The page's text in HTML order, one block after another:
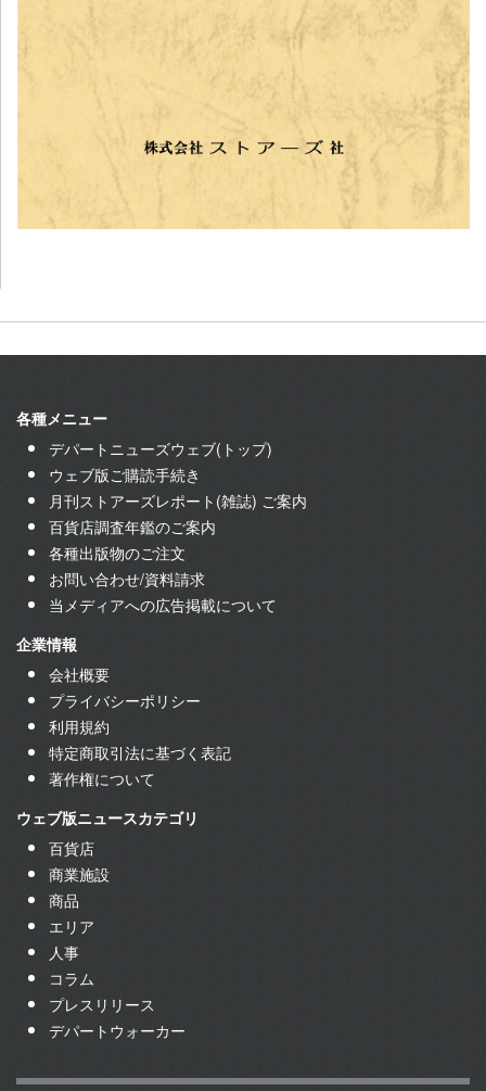
各種メニュー
デパートニューズウェブ(トップ)
ウェブ版ご購読手続き
月刊ストアーズレポート(雑誌) ご案内
百貨店調査年鑑のご案内
各種出版物のご注文
お問い合わせ/資料請求
当メディアへの広告掲載について
企業情報
会社概要
プライバシーポリシー
利用規約
特定商取引法に基づく表記
著作権について
ウェブ版ニュースカテゴリ
百貨店
商業施設
商品
エリア
人事
コラム
プレスリリース
デパートウォーカー